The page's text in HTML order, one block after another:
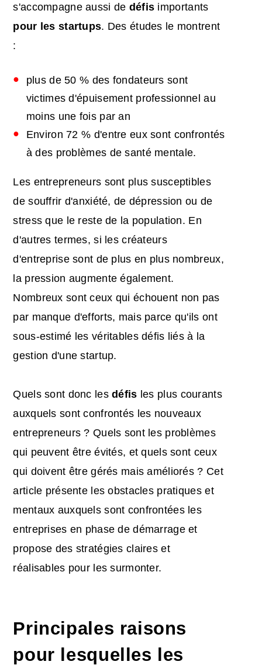
s'accompagne aussi de défis importants
pour les startups. Des études le montrent
:
plus de 50 % des fondateurs sont
victimes d'épuisement professionnel au
moins une fois par an
Environ 72 % d'entre eux sont confrontés
à des problèmes de santé mentale.
Les entrepreneurs sont plus susceptibles
de souffrir d'anxiété, de dépression ou de
stress que le reste de la population. En
d'autres termes, si les créateurs
d'entreprise sont de plus en plus nombreux,
la pression augmente également.
Nombreux sont ceux qui échouent non pas
par manque d'efforts, mais parce qu'ils ont
sous-estimé les véritables défis liés à la
gestion d'une startup.
Quels sont donc lesdéfis les plus courants
auxquels sont confrontés les nouveaux
entrepreneurs ? Quels sont les problèmes
qui peuvent être évités, et quels sont ceux
qui doivent être gérés mais améliorés ? Cet
article présente les obstacles pratiques et
mentaux auxquels sont confrontées les
entreprises en phase de démarrage et
propose des stratégies claires et
réalisables pour les surmonter.
Principales raisons
pour lesquelles les